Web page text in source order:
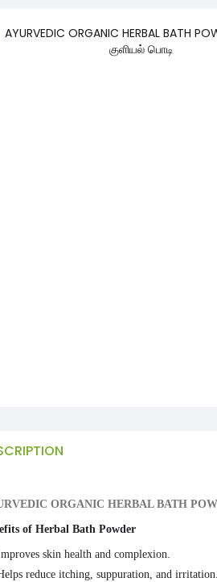
ORGANIC HERBAL BATH
of Herbal Bath Powder
skin health and complexion.
reduce itching, suppuration, and irritation.